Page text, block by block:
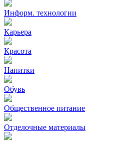
Информ. технологии
Карьера
Красота
Напитки
Обувь
Общественное питание
Отделочные материалы